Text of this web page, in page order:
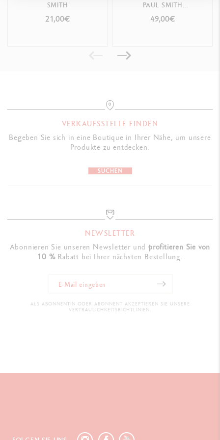
FSC™, säurefrei
PRODUKTREFERENZ
SMITH
21,00€
PAUL SMITH
CHARTREUSE YELLOW &
49,00€
VERKAUFSSTELLE FINDEN
Begeben Sie sich in eine Boutique in Ihrer Nähe, um unsere
Produkte zu entdecken.
SUCHEN
NEWSLETTER
Abonnieren Sie unseren Newsletter undprofitieren Sie von
10 %Rabatt bei Ihrer nächsten Bestellung.
ALS ABONNENTIN ODER ABONNENT AKZEPTIEREN SIE UNSERE
VERTRAULICHKEITSRICHTLINIEN.